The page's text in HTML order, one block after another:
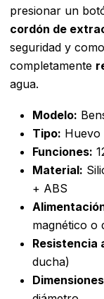
presionar un
cordón de
seguridad y
completamente
agua.
Modelo:
Tipo: Huevo
Funciones:
Material:
+ ABS
magnético o
Resistencia
ducha)